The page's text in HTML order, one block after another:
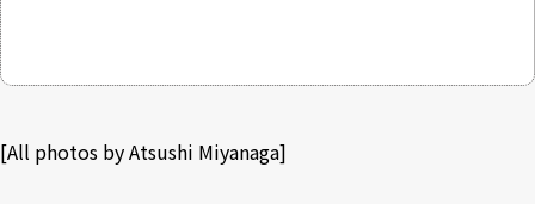
[All photos by Atsushi Miyanaga]